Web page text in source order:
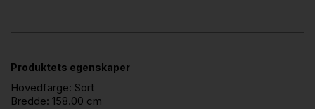
Produktets egenskaper
Hovedfarge: Sort
Bredde: 158.00 cm